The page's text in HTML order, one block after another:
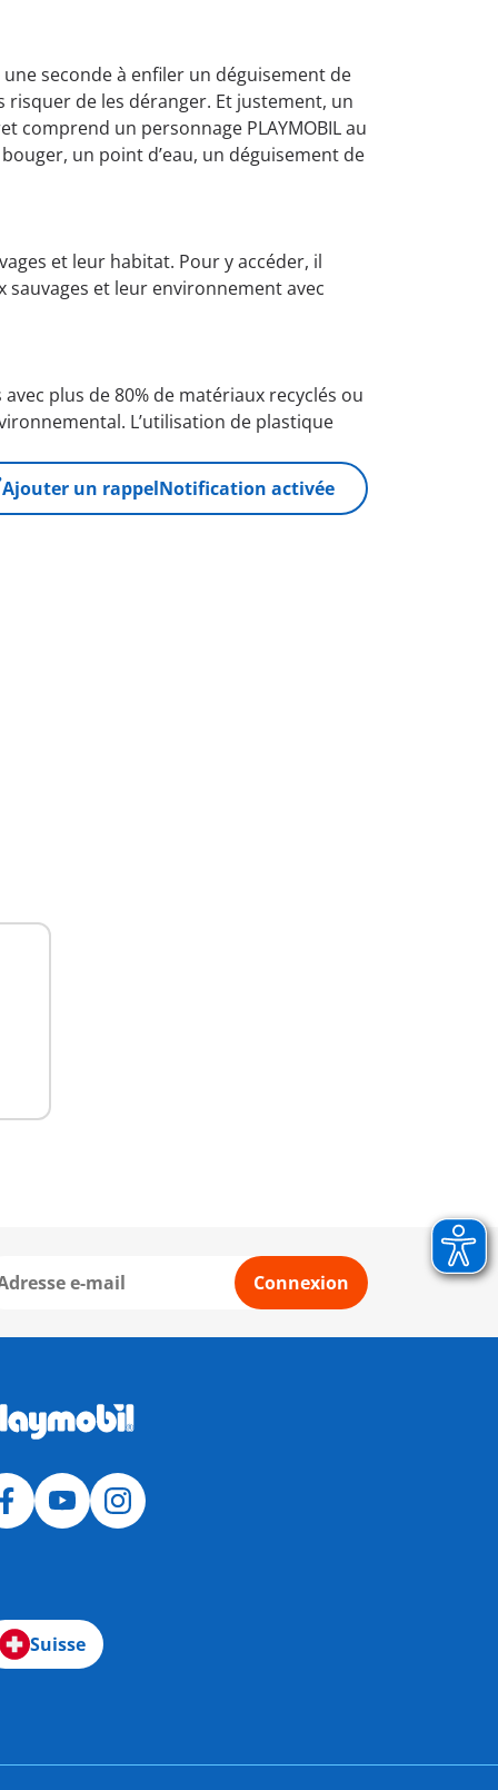
seconde à enfiler un déguisement de
de les déranger. Et justement, un
comprend un personnage PLAYMOBIL au
un point d’eau, un déguisement de
et leur habitat. Pour y accéder, il
sauvages et leur environnement avec
plus de 80% de matériaux recyclés ou
L’utilisation de plastique
Ajouter un rappelNotification activée
Connexion
Suisse